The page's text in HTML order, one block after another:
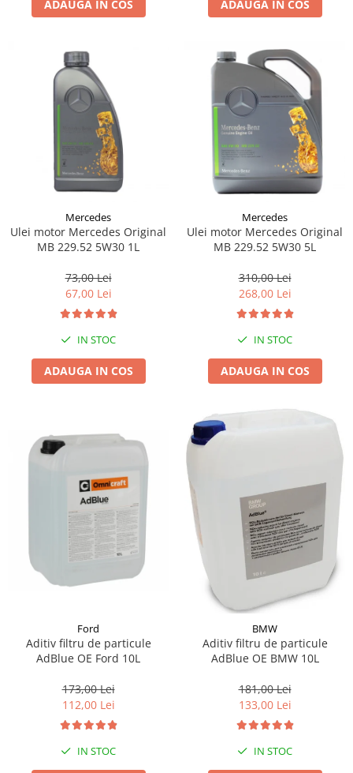
Lichid de frana
Filtre moto
Filtru combustibil
Buson golire ulei
Filtru ulei moto
Filtru aer moto
Intretinere si curatare filtre moto
Intretinere moto
Curatare moto
Covor moto
Genti bagaje moto
Suporti si placi prindere
ADAUGA IN COS ADAUGA IN COS
Mercedes
Ulei motor Mercedes Original
MB 229.52 5W30 1L
73,00 Lei
67,00 Lei
IN STOC
ADAUGA IN COS
Mercedes
Ulei motor Mercedes Original
MB 229.52 5W30 5L
310,00 Lei
268,00 Lei
IN STOC
ADAUGA IN COS
Ford
Aditiv filtru de particule
AdBlue OE Ford 10L
173,00 Lei
112,00 Lei
IN STOC
BMW
Aditiv filtru de particule
AdBlue OE BMW 10L
181,00 Lei
133,00 Lei
IN STOC